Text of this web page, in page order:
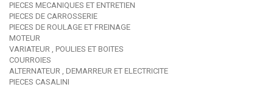
PIECES MECANIQUES ET ENTRETIEN
PIECES DE CARROSSERIE
PIECES DE ROULAGE ET FREINAGE
MOTEUR
VARIATEUR , POULIES ET BOITES
COURROIES
ALTERNATEUR , DEMARREUR ET ELECTRICITE
PIECES CASALINI